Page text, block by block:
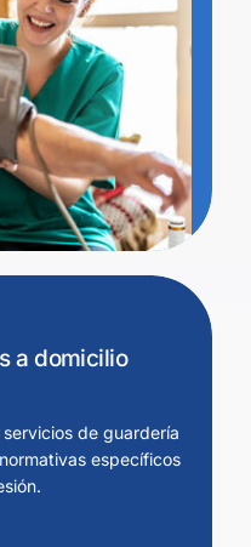
a domicilio
de guardería
específicos